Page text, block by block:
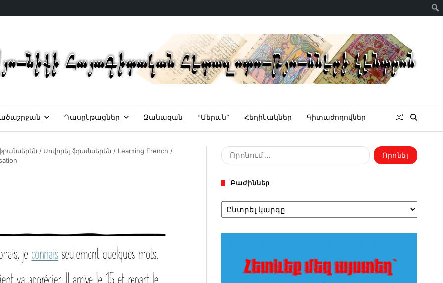
Դասընթացներ Զանազան “Մերան” Հեղինակներ Գիտաժողովներ
/ Սովորել ֆրանսերեն / Learning French /
Բաժիններ